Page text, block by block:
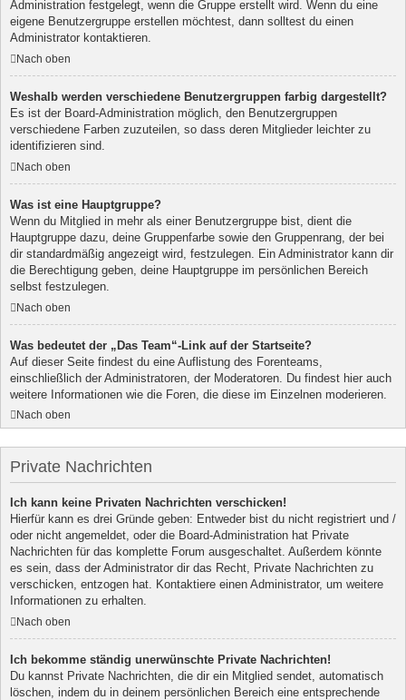
Administration festgelegt, wenn die Gruppe erstellt wird. Wenn du eine
eigene Benutzergruppe erstellen möchtest, dann solltest du einen
Administrator kontaktieren.
Nach oben
Weshalb werden verschiedene Benutzergruppen farbig dargestellt?
Es ist der Board-Administration möglich, den Benutzergruppen
verschiedene Farben zuzuteilen, so dass deren Mitglieder leichter zu
identifizieren sind.
Nach oben
Was ist eine Hauptgruppe?
Wenn du Mitglied in mehr als einer Benutzergruppe bist, dient die
Hauptgruppe dazu, deine Gruppenfarbe sowie den Gruppenrang, der bei
dir standardmäßig angezeigt wird, festzulegen. Ein Administrator kann dir
die Berechtigung geben, deine Hauptgruppe im persönlichen Bereich
selbst festzulegen.
Nach oben
Was bedeutet der „Das Team“-Link auf der Startseite?
Auf dieser Seite findest du eine Auflistung des Forenteams,
einschließlich der Administratoren, der Moderatoren. Du findest hier auch
weitere Informationen wie die Foren, die diese im Einzelnen moderieren.
Nach oben
Private Nachrichten
Ich kann keine Privaten Nachrichten verschicken!
Hierfür kann es drei Gründe geben: Entweder bist du nicht registriert und /
oder nicht angemeldet, oder die Board-Administration hat Private
Nachrichten für das komplette Forum ausgeschaltet. Außerdem könnte
es sein, dass der Administrator dir das Recht, Private Nachrichten zu
verschicken, entzogen hat. Kontaktiere einen Administrator, um weitere
Informationen zu erhalten.
Nach oben
Ich bekomme ständig unerwünschte Private Nachrichten!
Du kannst Private Nachrichten, die dir ein Mitglied sendet, automatisch
löschen, indem du in deinem persönlichen Bereich eine entsprechende